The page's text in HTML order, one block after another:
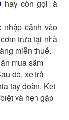
hay còn gọi là
nhập cảnh vào
trưa tại nhà
miễn thuế.
mua sắm
đó, xe trả
tay đoàn. Kết
và hẹn gặp